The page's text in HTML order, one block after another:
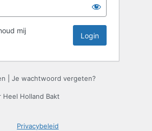
mij
Je wachtwoord vergeten?
Heel Holland Bakt
Privacybeleid